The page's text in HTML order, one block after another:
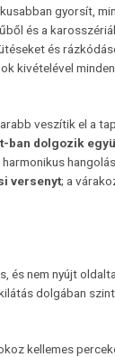
gyorsít,
és a
és
kivételével
veszítik el a
ban dolgozik
versenyt; a
és nem nyújt
dolgában
kellemes